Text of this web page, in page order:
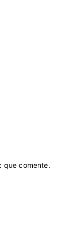
que comente.